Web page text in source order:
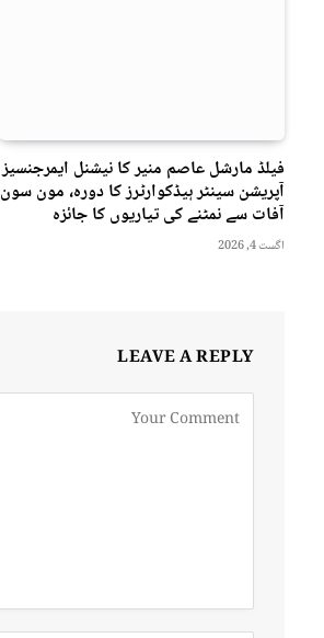
فیلڈ مارشل عاصم منیر کا نیشنل ایمرجنسیز
آپریشن سینٹر ہیڈکوارٹرز کا دورہ، مون سون
آفات سے نمٹنے کی تیاریوں کا جائزہ
اگست 4, 2026
LEAVE A REPLY